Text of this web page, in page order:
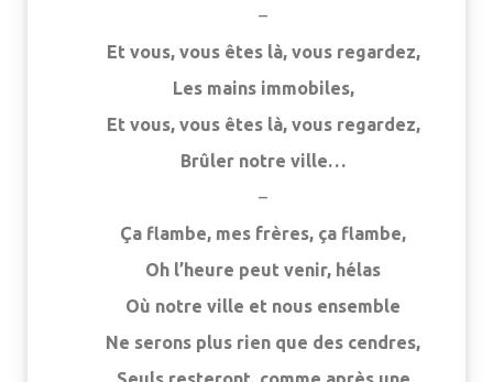
–
Et vous, vous êtes là, vous regardez,
Les mains immobiles,
Et vous, vous êtes là, vous regardez,
Brûler notre ville…
–
Ça flambe, mes frères, ça flambe,
Oh l’heure peut venir, hélas
Où notre ville et nous ensemble
Ne serons plus rien que des cendres,